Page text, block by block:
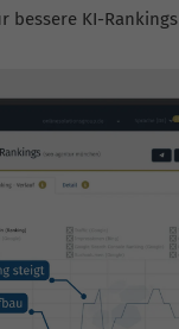
bessere KI-Rankings